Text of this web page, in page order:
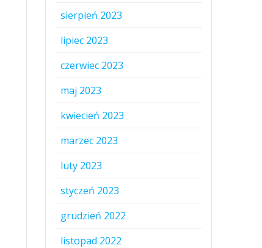
sierpień 2023
lipiec 2023
czerwiec 2023
maj 2023
kwiecień 2023
marzec 2023
luty 2023
styczeń 2023
grudzień 2022
listopad 2022